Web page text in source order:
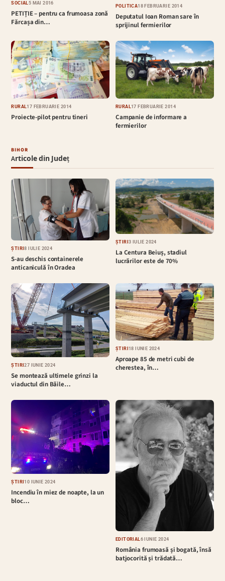
SOCIAL5 MAI 2016
PETIȚIE – pentru ca frumoasa zonă
Fărcașa din…
POLITICĂ18 FEBRUARIE 2014
Deputatul Ioan Roman sare în
sprijinul fermierilor
RURAL17 FEBRUARIE 2014
Proiecte-pilot pentru tineri
RURAL17 FEBRUARIE 2014
Campanie de informare a
fermierilor
BIHOR
Articole din Județ
ȘTIRI8 IULIE 2024
S-au deschis containerele
anticaniculă în Oradea
ȘTIRI3 IULIE 2024
La Centura Beiuș, stadiul
lucrărilor este de 70%
ȘTIRI27 IUNIE 2024
Se montează ultimele grinzi la
viaductul din Băile…
ȘTIRI18 IUNIE 2024
Aproape 85 de metri cubi de
cherestea, în…
ȘTIRI10 IUNIE 2024
Incendiu în miez de noapte, la un
bloc…
EDITORIAL 6 IUNIE 2024
România frumoasă și bogată, însă
batjocorită și trădată…